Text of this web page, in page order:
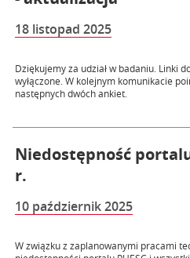
18 listopad 2025
Dziękujemy za udział w badaniu. Linki
wyłączone. W kolejnym komunikacie
następnych dwóch ankiet.
Niedostępność portalu
r.
10 październik 2025
W związku z zaplanowanymi pracami